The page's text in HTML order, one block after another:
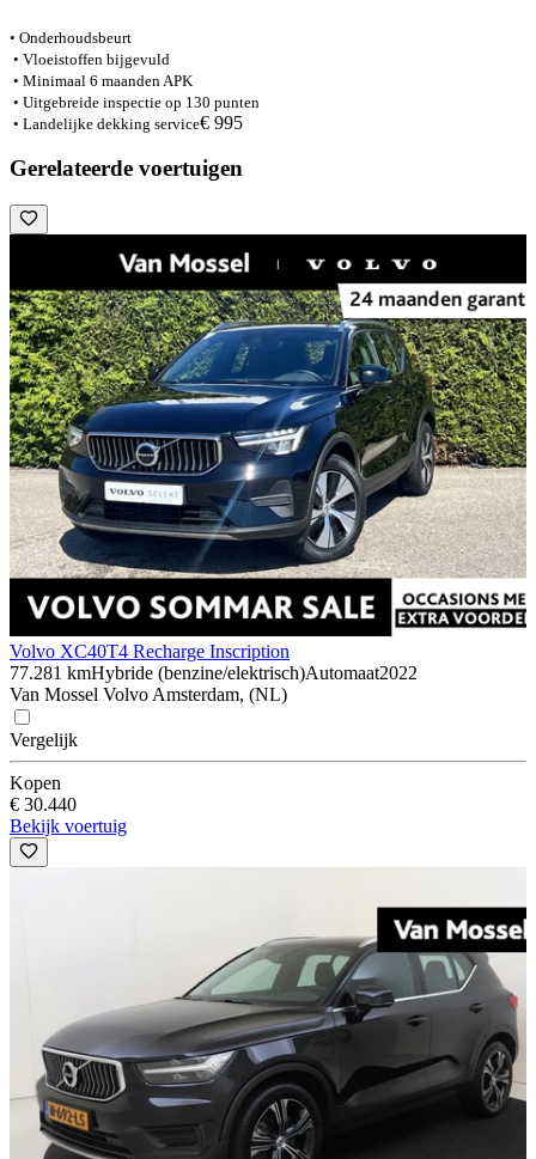
• Onderhoudsbeurt
• Vloeistoffen bijgevuld
• Minimaal 6 maanden APK
• Uitgebreide inspectie op 130 punten
• Landelijke dekking service€ 995
Gerelateerde voertuigen
Volvo XC40T4 Recharge Inscription
77.281 kmHybride (benzine/elektrisch)Automaat2022
Van Mossel Volvo Amsterdam, (NL)
Vergelijk
Kopen
€ 30.440
Bekijk voertuig